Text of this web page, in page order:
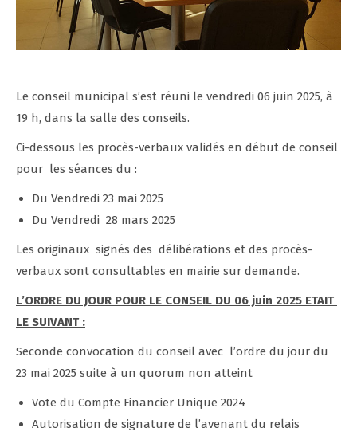
Le conseil municipal s’est réuni le vendredi 06 juin 2025, à
19 h, dans la salle des conseils.
Ci-dessous les procès-verbaux validés en début de conseil
pour les séances du :
Du Vendredi 23 mai 2025
Du Vendredi 28 mars 2025
Les originaux signés des délibérations et des procès-
verbaux sont consultables en mairie sur demande.
L’ORDRE DU JOUR POUR LE CONSEIL DU 06 juin 2025 ETAIT
LE SUIVANT :
Seconde convocation du conseil avec l’ordre du jour du
23 mai 2025 suite à un quorum non atteint
Vote du Compte Financier Unique 2024
Autorisation de signature de l’avenant du relais